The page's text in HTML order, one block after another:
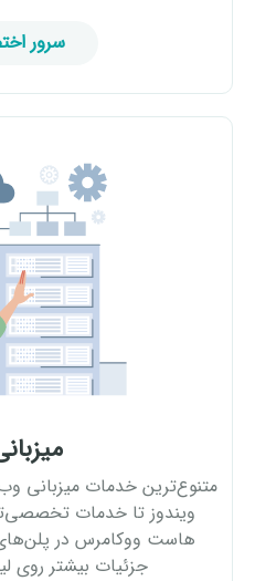
سرور
متنوع‌ترین خدمات میزبانی
ویندوز تا خدمات
هاست ووکامرس در
جزئیات بیشتر روی